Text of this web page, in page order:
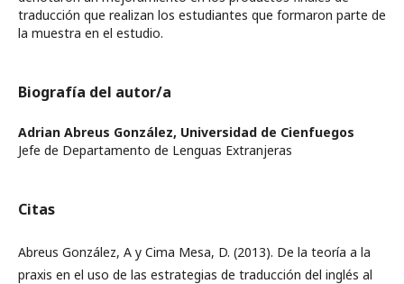
traducción que realizan los estudiantes que formaron parte de
la muestra en el estudio.
Biografía del autor/a
Adrian Abreus González, Universidad de Cienfuegos
Jefe de Departamento de Lenguas Extranjeras
Citas
Abreus González, A y Cima Mesa, D. (2013). De la teoría a la
praxis en el uso de las estrategias de traducción del inglés al